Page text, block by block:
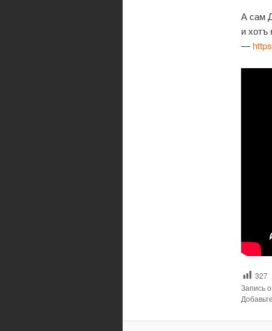
А сам
и хотъ
—
327
Запись